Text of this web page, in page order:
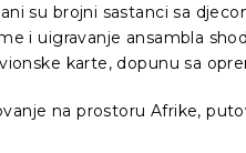
su brojni sastanci sa
i uigravanje ansambla
karte, dopunu sa
na prostoru Afrike,